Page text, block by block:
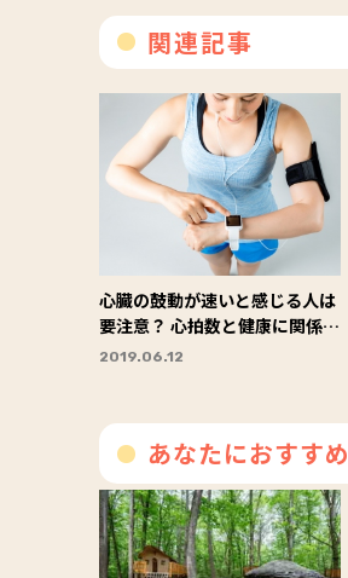
関連記事
心臓の鼓動が速いと感じる人は
要注意？ 心拍数と健康に関係あ
り
2019.06.12
あなたにおすすめ